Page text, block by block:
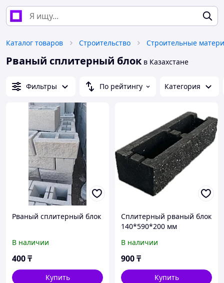
Каталог товаров Строительство Строительные
Рваный сплитерный блок в Казахстане
Фильтры По рейтингу Категория
Рваный сплитерный блок
В наличии
400₸
Купить
Сплитерный рваный блок
140*590*200 мм
В наличии
900₸
Купить